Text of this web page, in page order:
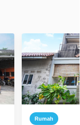
Rumah